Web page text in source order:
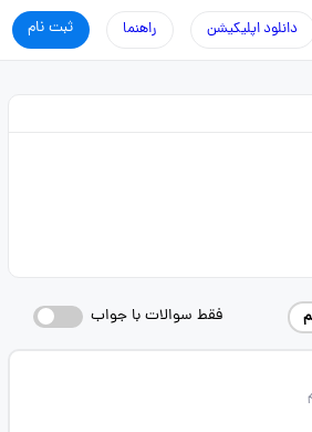
ثبت نام راهنما دانلود اپلیکیشن
فقط سوالات با جواب